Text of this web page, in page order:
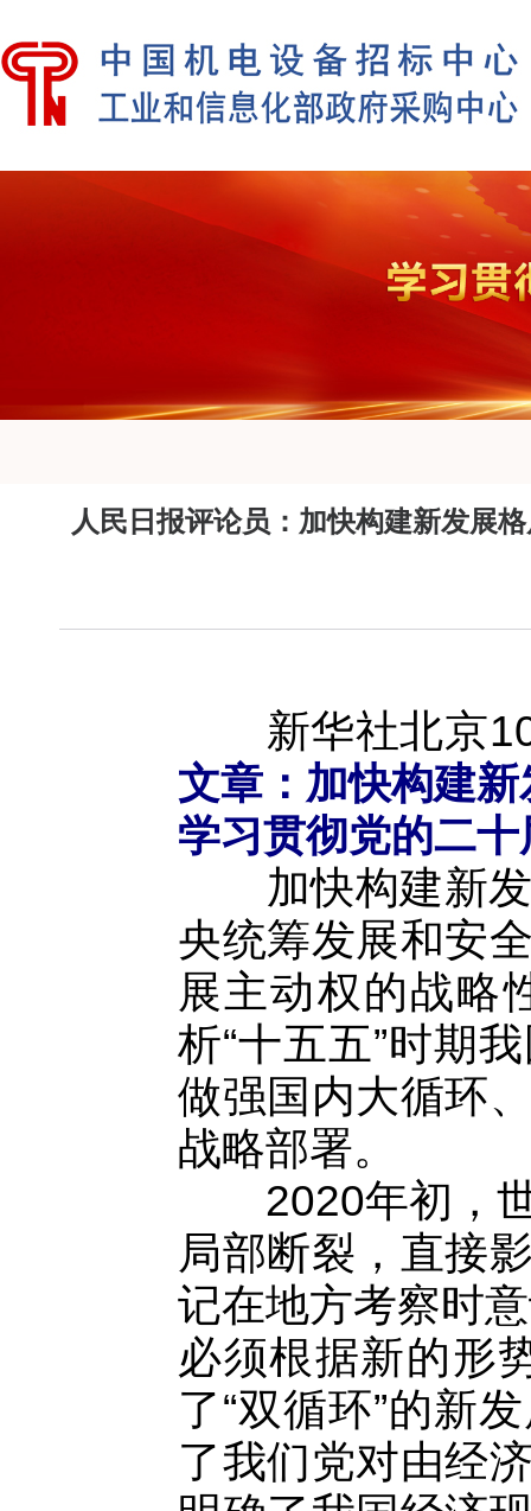
人民日报评论员：加快构建新发展
新华社北京
文章：加快构建
学习贯彻党的二
加快构建新发
央统筹发展和安
展主动权的战略
析“十五五”时期
做强国内大循环
战略部署。
2020年初，世
局部断裂，直接
记在地方考察时
必须根据新的形
了“双循环”的新
了我们党对由经